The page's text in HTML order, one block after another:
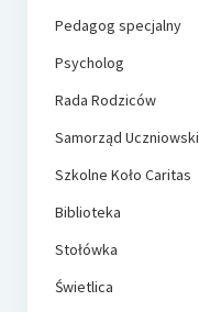
Pedagog specjalny
Psycholog
Rada Rodziców
Samorząd Uczniowski
Szkolne Koło Caritas
Biblioteka
Stołówka
Świetlica